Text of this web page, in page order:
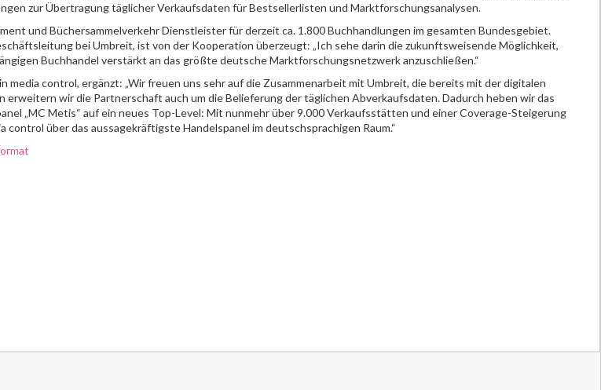
zur Übertragung täglicher Verkaufsdaten für Bestsellerlisten und Marktforschungsanalysen.
und Büchersammelverkehr Dienstleister für derzeit ca. 1.800 Buchhandlungen im gesamten Bundesgebiet.
bei Umbreit, ist von der Kooperation überzeugt: „Ich sehe darin die zukunftsweisende Möglichkeit,
Buchhandel verstärkt an das größte deutsche Marktforschungsnetzwerk anzuschließen.“
media control, ergänzt: „Wir freuen uns sehr auf die Zusammenarbeit mit Umbreit, die bereits mit der digitalen
erweitern wir die Partnerschaft auch um die Belieferung der täglichen Abverkaufsdaten. Dadurch heben wir das
„MC Metis“ auf ein neues Top-Level: Mit nunmehr über 9.000 Verkaufsstätten und einer Coverage-Steigerung
control über das aussagekräftigste Handelspanel im deutschsprachigen Raum.“